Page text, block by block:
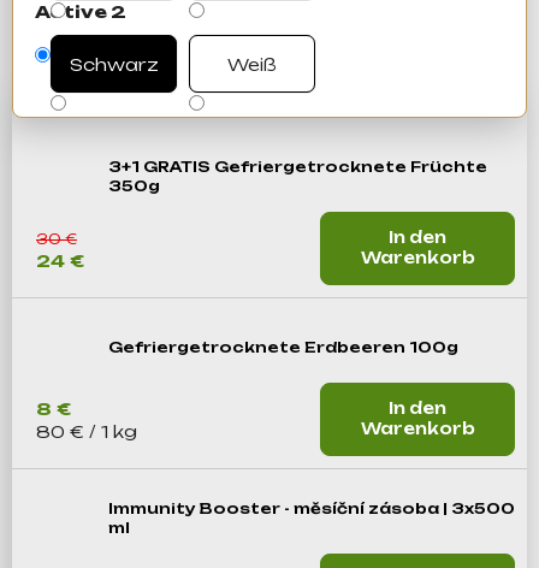
3+1 GRATIS Gefriergetrocknete Früchte
350g
30 €
24 €
In den
Warenkorb
Gefriergetrocknete Erdbeeren 100g
8 €
Verkaufspreis:
80 € / 1 kg
In den
Warenkorb
Immunity Booster - měsíční zásoba | 3x500
ml
Active 2
Schwarz Weiß